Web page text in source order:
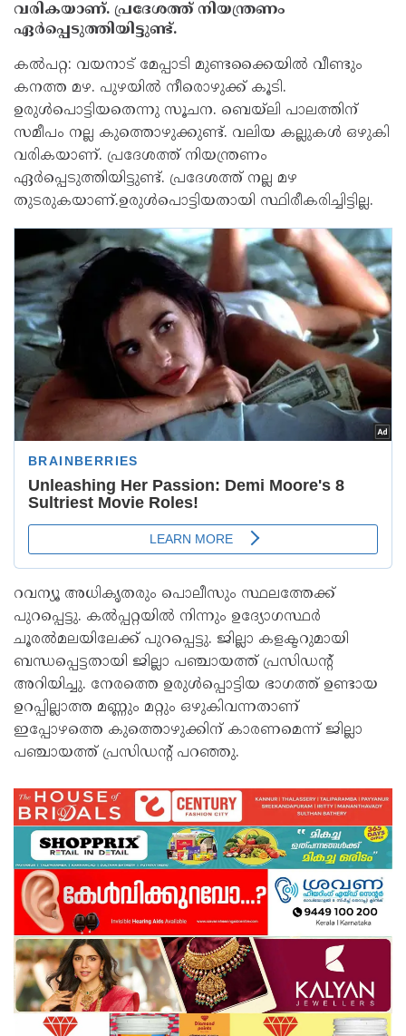
വരികയാണ്. പ്രദേശത്ത് നിയന്ത്രണം
ഏർപ്പെടുത്തിയിട്ടുണ്ട്.
കൽപറ്റ: വയനാട് മേപ്പാടി മുണ്ടക്കൈയിൽ വീണ്ടും
കനത്ത മഴ. പുഴയിൽ നീരൊഴുക്ക് കൂടി.
ഉരുൾപൊട്ടിയതെന്നു സൂചന. ബെയ്‌ലി പാലത്തിന്
സമീപം നല്ല കുത്തൊഴുക്കുണ്ട്. വലിയ കല്ലുകൾ ഒഴുകി
വരികയാണ്. പ്രദേശത്ത് നിയന്ത്രണം
ഏർപ്പെടുത്തിയിട്ടുണ്ട്. പ്രദേശത്ത് നല്ല മഴ
തുടരുകയാണ്.ഉരുൾപൊട്ടിയതായി സ്ഥിരീകരിച്ചിട്ടില്ല.
റവന്യൂ അധികൃതരും പൊലീസും സ്ഥലത്തേക്ക്
പുറപ്പെട്ടു. കൽപ്പറ്റയിൽ നിന്നും ഉദ്യോഗസ്ഥർ
ചൂരൽമലയിലേക്ക് പുറപ്പെട്ടു. ജില്ലാ കളക്ടറുമായി
ബന്ധപ്പെട്ടതായി ജില്ലാ പഞ്ചായത്ത് പ്രസിഡന്റ്
അറിയിച്ചു. നേരത്തെ ഉരുൾപ്പൊട്ടിയ ഭാഗത്ത് ഉണ്ടായ
ഉറപ്പില്ലാത്ത മണ്ണും മറ്റും ഒഴുകിവന്നതാണ്
ഇപ്പോഴത്തെ കുത്തൊഴുക്കിന് കാരണമെന്ന് ജില്ലാ
പഞ്ചായത്ത് പ്രസിഡന്റ് പറഞ്ഞു.